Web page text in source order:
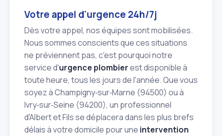
Votre appel d'urgence 24h/7j
Dès votre appel, nos équipes sont mobilisées.
Nous sommes conscients que ces situations
ne préviennent pas, c'est pourquoi notre
service d'urgence plombierest disponible à
toute heure, tous les jours de l'année. Que vous
soyez à Champigny‑sur‑Marne (94500) ou à
Ivry‑sur‑Seine (94200), un professionnel
d'Albert et Fils se déplacera dans les plus brefs
délais à votre domicile pour une intervention